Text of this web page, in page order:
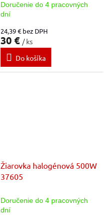
Doručenie do 4 pracovných
dní
24,39 € bez DPH
30 € / ks
Do košíka
Žiarovka halogénová 500W
37605
Doručenie do 4 pracovných
dní